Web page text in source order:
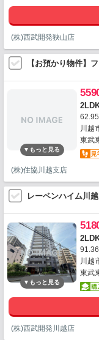
(株)西武開発狭山店
【お預かり物件】
川越
東武
(株)住協川越支店
レーベンハイム川
川越
東武
(株)西武開発川越店